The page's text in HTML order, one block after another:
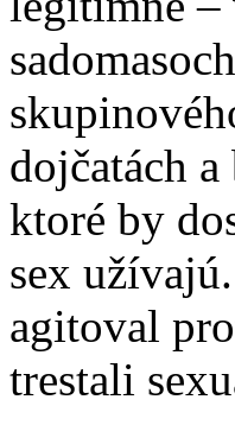
dojčatách
ktoré by
sex
agitoval
trestali